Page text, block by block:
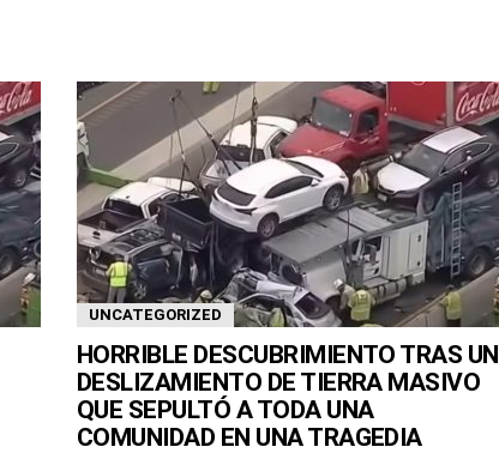
UNCATEGORIZED
HORRIBLE DESCUBRIMIENTO TRAS UN
DESLIZAMIENTO DE TIERRA MASIVO
QUE SEPULTÓ A TODA UNA
COMUNIDAD EN UNA TRAGEDIA